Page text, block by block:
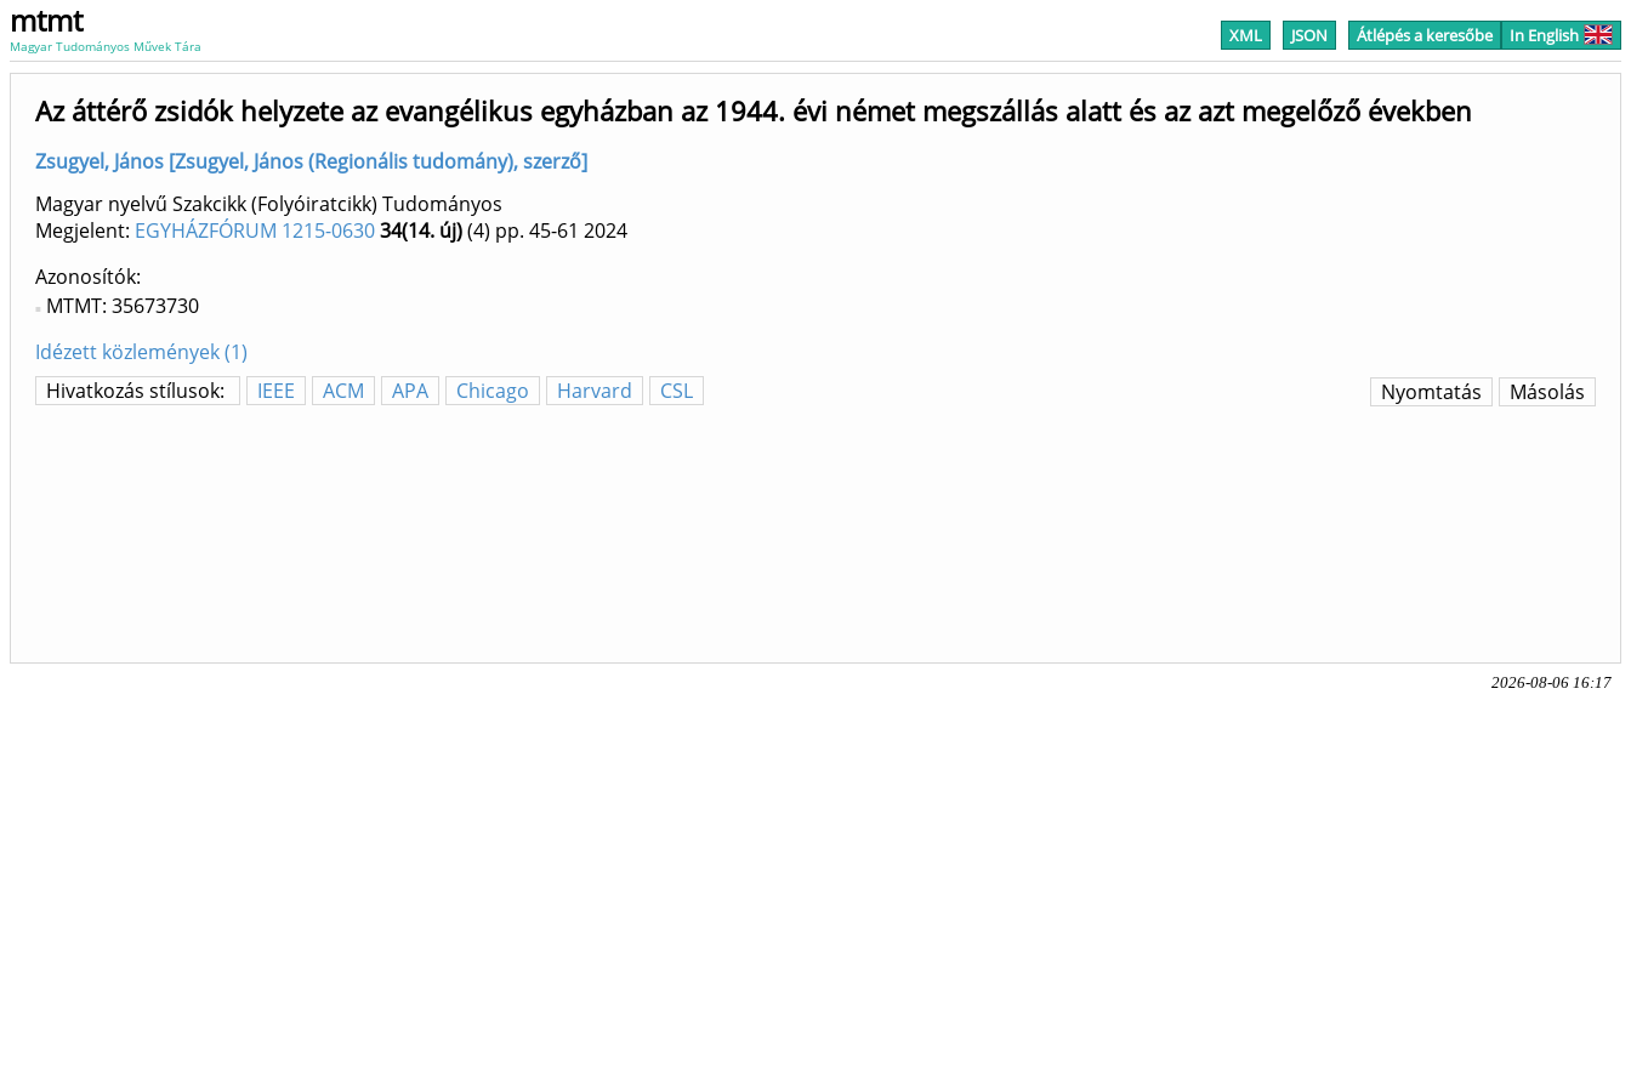
mtmt
Magyar Tudományos Művek Tára XML JSON Átlépés a keresőbe In English
Az áttérő zsidók helyzete az evangélikus egyházban az 1944. évi német megszállás alatt és az azt megelőző években
Zsugyel, János [Zsugyel, János (Regionális tudomány), szerző]
Magyar nyelvű Szakcikk (Folyóiratcikk) Tudományos
Megjelent: EGYHÁZFÓRUM 1215-063034(14. új)(4) pp. 45-61 2024
Azonosítók
MTMT: 35673730
Idézett közlemények (1)
Hivatkozás stílusok:
IEEE ACM APA Chicago Harvard CSL Másolás
Nyomtatás
2026-08-06 16:17